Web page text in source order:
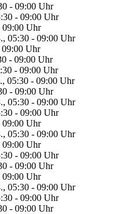
- 09:00 Uhr
- 09:00 Uhr
09:00 Uhr
05:30 - 09:00 Uhr
09:00 Uhr
- 09:00 Uhr
- 09:00 Uhr
05:30 - 09:00 Uhr
- 09:00 Uhr
05:30 - 09:00 Uhr
- 09:00 Uhr
09:00 Uhr
05:30 - 09:00 Uhr
09:00 Uhr
- 09:00 Uhr
- 09:00 Uhr
09:00 Uhr
05:30 - 09:00 Uhr
- 09:00 Uhr
- 09:00 Uhr